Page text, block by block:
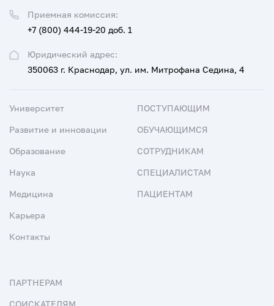
Юридический адрес:
350063 г. Краснодар, ул. им. Митрофана Седина, 4
Приемная комиссия:
+7 (800) 444-19-20 доб. 1
Университет
Развитие и инновации
Образование
Наука
Медицина
Карьера
Контакты
ПОСТУПАЮЩИМ
ОБУЧАЮЩИМСЯ
СОТРУДНИКАМ
СПЕЦИАЛИСТАМ
ПАЦИЕНТАМ
ПАРТНЕРАМ
СОИСКАТЕЛЯМ